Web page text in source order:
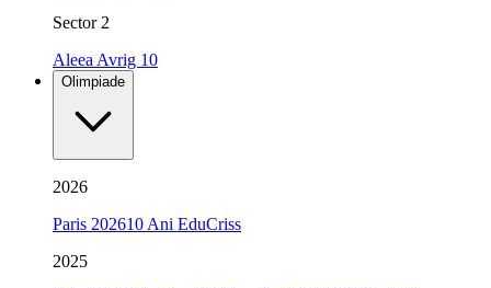
Sector 2
Aleea Avrig 10
Olimpiade
2026
Paris 202610 Ani EduCriss
2025